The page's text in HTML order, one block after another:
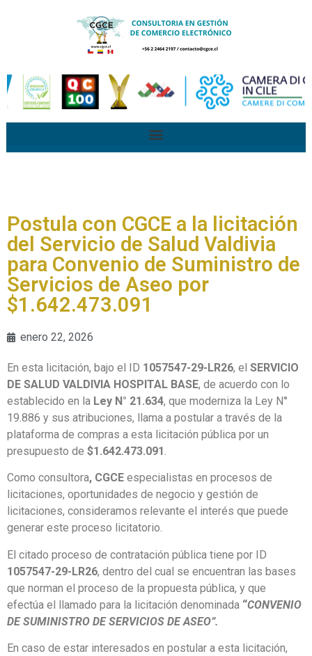
Postula con CGCE a la licitación
del Servicio de Salud Valdivia
para Convenio de Suministro de
Servicios de Aseo por
$1.642.473.091
enero 22, 2026
En esta licitación, bajo el ID 1057547-29-LR26, el SERVICIO
DE SALUD VALDIVIA HOSPITAL BASE, de acuerdo con lo
establecido en la Ley N° 21.634, que moderniza la Ley N°
19.886 y sus atribuciones, llama a postular a través de la
plataforma de compras a esta licitación pública por un
presupuesto de $1.642.473.091.
Como consultora, CGCE especialistas en procesos de
licitaciones, oportunidades de negocio y gestión de
licitaciones, consideramos relevante el interés que puede
generar este proceso licitatorio.
El citado proceso de contratación pública tiene por ID
1057547-29-LR26, dentro del cual se encuentran las bases
que norman el proceso de la propuesta pública, y que
efectúa el llamado para la licitación denominada “CONVENIO
DE SUMINISTRO DE SERVICIOS DE ASEO”.
En caso de estar interesados en postular a esta licitación,